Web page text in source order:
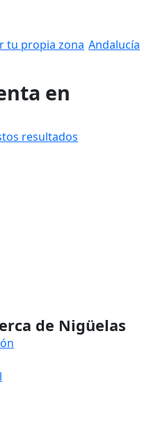
tu propia zona Andalucía
en
resultados
de Nigüelas